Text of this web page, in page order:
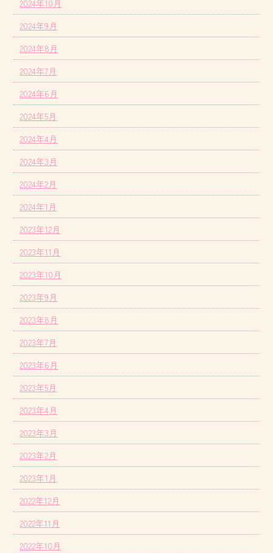
2024年10月
2024年9月
2024年8月
2024年7月
2024年6月
2024年5月
2024年4月
2024年3月
2024年2月
2024年1月
2023年12月
2023年11月
2023年10月
2023年9月
2023年8月
2023年7月
2023年6月
2023年5月
2023年4月
2023年3月
2023年2月
2023年1月
2022年12月
2022年11月
2022年10月